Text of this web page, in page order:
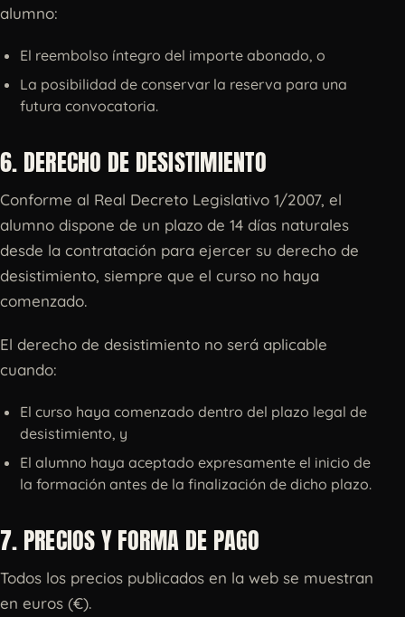
alumno:
El reembolso íntegro del importe abonado, o
La posibilidad de conservar la reserva para una
futura convocatoria.
6. DERECHO DE DESISTIMIENTO
Conforme al Real Decreto Legislativo 1/2007, el
alumno dispone de un plazo de 14 días naturales
desde la contratación para ejercer su derecho de
desistimiento, siempre que el curso no haya
comenzado.
El derecho de desistimiento no será aplicable
cuando:
El curso haya comenzado dentro del plazo legal de
desistimiento, y
El alumno haya aceptado expresamente el inicio de
la formación antes de la finalización de dicho plazo.
7. PRECIOS Y FORMA DE PAGO
Todos los precios publicados en la web se muestran
en euros (€).